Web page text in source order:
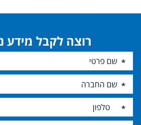
רוצה לקבל מידע